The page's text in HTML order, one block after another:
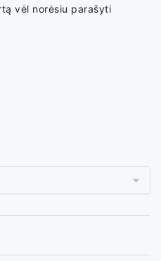
vėl norėsiu parašyti